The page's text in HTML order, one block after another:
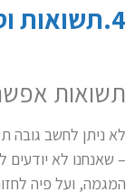
4.תשואות וסיכונים
תשואות
לא ניתן לחשב גובה
– שאנחנו לא
המגמה, ועל פיה